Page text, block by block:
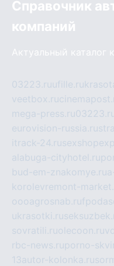
Справочник
компаний
Актуальный каталог
03223.ruufille.ru
veetbox.ru
mega-press.ru
eurovision-russia.ru
itrack-24.ru
alabuga-cityhotel.ru
bud-em-znakomye.ru
korolevremont-
oooagrosnab.ru
ukrasotki.ru
sovratili.ruolecoon.ru
rbc-news.ruporno-
13autor-kolonka.ru